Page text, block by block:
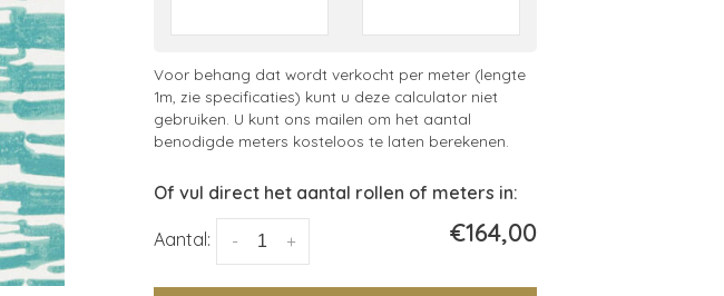
Voor behang dat wordt verkocht per meter (lengte
1m, zie specificaties) kunt u deze calculator niet
gebruiken. U kunt ons mailen om het aantal
benodigde meters kosteloos te laten berekenen.
Of vul direct het aantal rollen of meters in:
Aantal: +
- €164,00